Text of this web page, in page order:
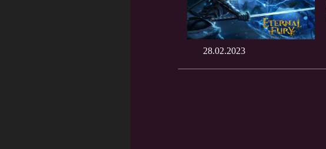
28.02.2023